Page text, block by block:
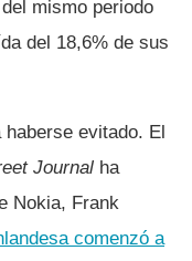
mismo periodo
del 18,6% de sus
evitado. El
Journal ha
Nokia, Frank
comenzó a